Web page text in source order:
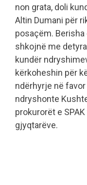
non grata, doli
Altin Dumani për
posaçëm.
shkojnë me
kundër
kërkoheshin për
ndërhyrje në favor
ndryshonte
prokurorët e
gjyqtarëve.